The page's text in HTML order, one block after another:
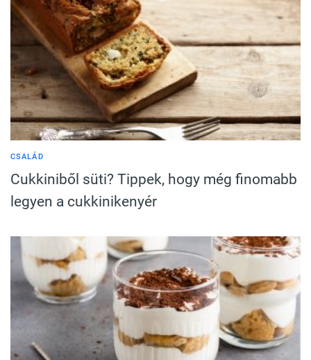
CSALÁD
Cukkiniből süti? Tippek, hogy még finomabb
legyen a cukkinikenyér